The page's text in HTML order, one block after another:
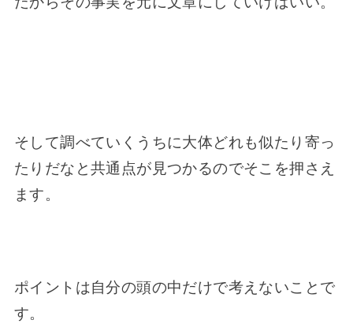
そして調べていくうちに大体どれも似たり寄っ
たりだなと共通点が見つかるのでそこを押さえ
ます。
ポイントは自分の頭の中だけで考えないことで
す。